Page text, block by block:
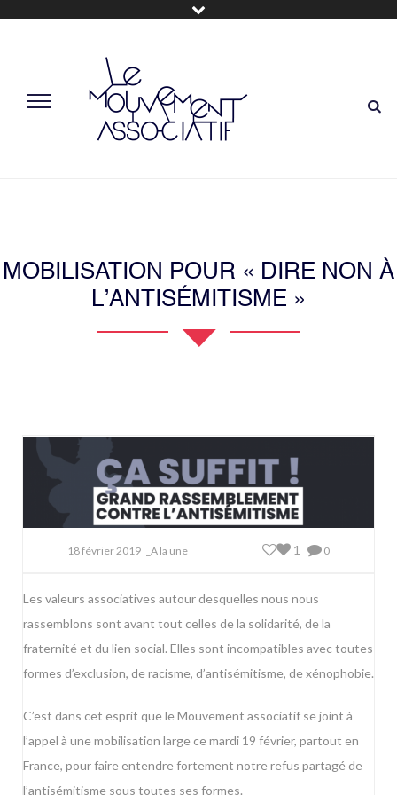
MOBILISATION POUR « DIRE NON À
L’ANTISÉMITISME »
18 février 2019 _A la une 0
1
Les valeurs associatives autour desquelles nous nous
rassemblons sont avant tout celles de la solidarité, de la
fraternité et du lien social. Elles sont incompatibles avec toutes
formes d’exclusion, de racisme, d’antisémitisme, de xénophobie.
C’est dans cet esprit que le Mouvement associatif se joint à
l’appel à une mobilisation large ce mardi 19 février, partout en
France, pour faire entendre fortement notre refus partagé de
l’antisémitisme sous toutes ses formes.